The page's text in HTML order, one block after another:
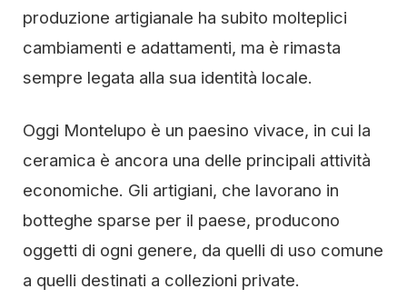
produzione artigianale ha subito molteplici
cambiamenti e adattamenti, ma è rimasta
sempre legata alla sua identità locale.
Oggi Montelupo è un paesino vivace, in cui la
ceramica è ancora una delle principali attività
economiche. Gli artigiani, che lavorano in
botteghe sparse per il paese, producono
oggetti di ogni genere, da quelli di uso comune
a quelli destinati a collezioni private.